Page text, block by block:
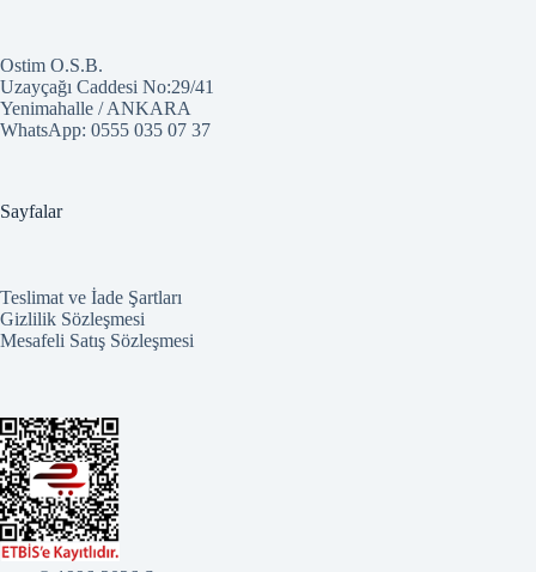
Ostim O.S.B.
Uzayçağı Caddesi No:29/41
Yenimahalle / ANKARA
WhatsApp: 0555 035 07 37
Sayfalar
Teslimat ve İade Şartları
Gizlilik Sözleşmesi
Mesafeli Satış Sözleşmesi